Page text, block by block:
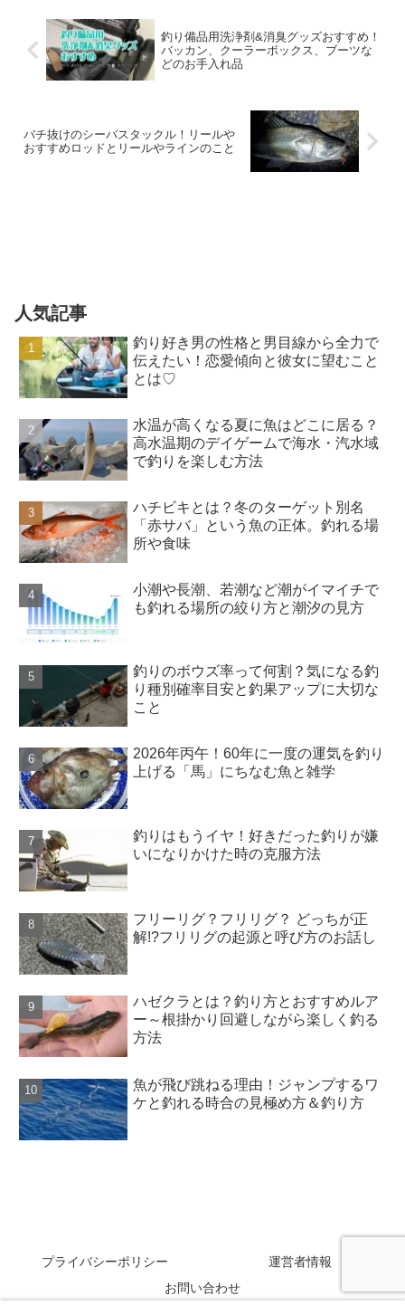
釣り備品用洗浄剤&消臭グッズおすすめ！
バッカン、クーラーボックス、ブーツな
どのお手入れ品
バチ抜けのシーバスタックル！リールや
おすすめロッドとリールやラインのこと
人気記事
釣り好き男の性格と男目線から全力で
伝えたい！恋愛傾向と彼女に望むこと
とは♡
水温が高くなる夏に魚はどこに居る？
高水温期のデイゲームで海水・汽水域
で釣りを楽しむ方法
ハチビキとは？冬のターゲット別名
「赤サバ」という魚の正体。釣れる場
所や食味
小潮や長潮、若潮など潮がイマイチで
も釣れる場所の絞り方と潮汐の見方
釣りのボウズ率って何割？気になる釣
り種別確率目安と釣果アップに大切な
こと
2026年丙午！60年に一度の運気を釣り
上げる「馬」にちなむ魚と雑学
釣りはもうイヤ！好きだった釣りが嫌
いになりかけた時の克服方法
フリーリグ？フリリグ？ どっちが正
解!?フリリグの起源と呼び方のお話し
ハゼクラとは？釣り方とおすすめルア
ー～根掛かり回避しながら楽しく釣る
方法
魚が飛び跳ねる理由！ジャンプするワ
ケと釣れる時合の見極め方＆釣り方
プライバシーポリシー
運営者情報
お問い合わせ